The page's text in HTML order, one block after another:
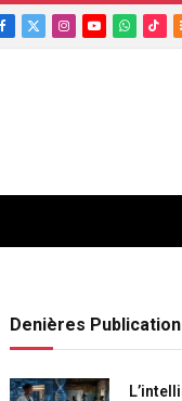
Facebook
X
Instagram
YouTube
Denières